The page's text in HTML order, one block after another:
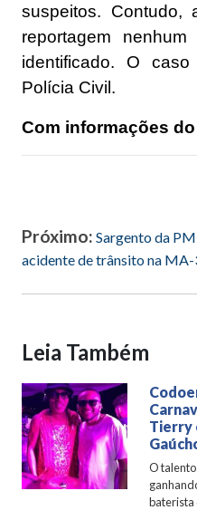
suspeitos. Contudo,
reportagem
identificado. O
Polícia Civil.
Com informações do
Próximo: Sargento da
acidente de trânsito na
Leia Também
Tierry
O
baterista